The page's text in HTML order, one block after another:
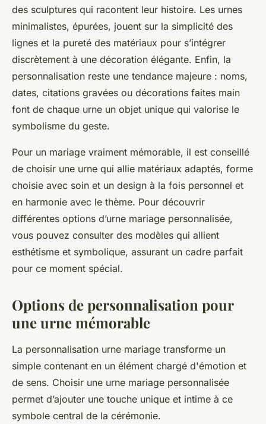
des sculptures qui racontent leur histoire. Les urnes
minimalistes, épurées, jouent sur la simplicité des
lignes et la pureté des matériaux pour s’intégrer
discrètement à une décoration élégante. Enfin, la
personnalisation reste une tendance majeure : noms,
dates, citations gravées ou décorations faites main
font de chaque urne un objet unique qui valorise le
symbolisme du geste.
Pour un mariage vraiment mémorable, il est conseillé
de choisir une urne qui allie matériaux adaptés, forme
choisie avec soin et un design à la fois personnel et
en harmonie avec le thème. Pour découvrir
différentes options d’urne mariage personnalisée,
vous pouvez consulter des modèles qui allient
esthétisme et symbolique, assurant un cadre parfait
pour ce moment spécial.
Options de personnalisation pour
une urne mémorable
La personnalisation urne mariage transforme un
simple contenant en un élément chargé d'émotion et
de sens. Choisir une urne mariage personnalisée
permet d’ajouter une touche unique et intime à ce
symbole central de la cérémonie.